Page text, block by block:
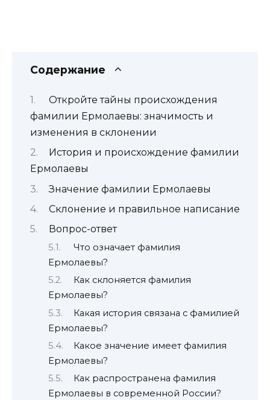
Содержание
Откройте тайны происхождения
фамилии Ермолаевы: значимость и
изменения в склонении
История и происхождение фамилии
Ермолаевы
Значение фамилии Ермолаевы
Склонение и правильное написание
Вопрос-ответ
Что означает фамилия
Ермолаевы?
Как склоняется фамилия
Ермолаевы?
Какая история связана с фамилией
Ермолаевы?
Какое значение имеет фамилия
Ермолаевы?
Как распространена фамилия
Ермолаевы в современной России?